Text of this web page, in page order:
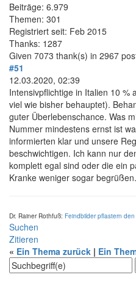
Beiträge: 6.979
Themen: 301
Registriert seit: Feb 2015
Thanks: 1287
Given 7073 thank(s) in 2967
#51
12.03.2020, 02:39
Intensivpflichtige in Italien 10 %
viel wie bisher behauptet).
guter Überlebenschance. Was
Nummer mindestens ernst ist
informierten klar und unsere
beschwichtigen. Ich kann nur
komplett egal sind oder die ein
Kranke weniger sogar begrüßen.
Dr. Rainer Rothfuß: Feindbilder pflastern
Suchen
Zitieren
« Ein Thema zurück | Ein